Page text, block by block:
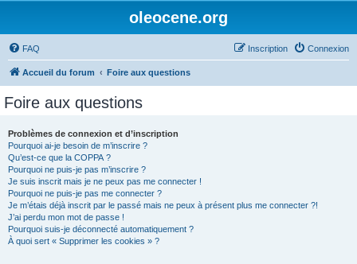
oleocene.org
FAQ Connexion
Inscription
Accueil du forum Foire aux questions
Foire aux questions
Problèmes de connexion et d’inscription
Pourquoi ai-je besoin de m’inscrire ?
Qu’est-ce que la COPPA ?
Pourquoi ne puis-je pas m’inscrire ?
Je suis inscrit mais je ne peux pas me connecter !
Pourquoi ne puis-je pas me connecter ?
Je m’étais déjà inscrit par le passé mais ne peux à présent plus me connecter ?!
J’ai perdu mon mot de passe !
Pourquoi suis-je déconnecté automatiquement ?
À quoi sert « Supprimer les cookies » ?